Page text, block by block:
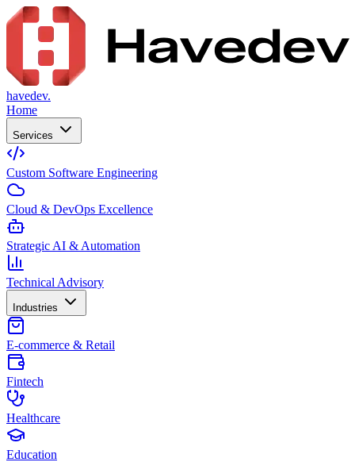
havedev.
Home
Services
Custom Software Engineering
Cloud & DevOps Excellence
Strategic AI & Automation
Technical Advisory
Industries
E-commerce & Retail
Fintech
Healthcare
Education